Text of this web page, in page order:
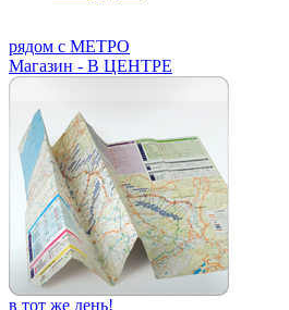
рядом с МЕТРО
Магазин - В ЦЕНТРЕ
в тот же день!